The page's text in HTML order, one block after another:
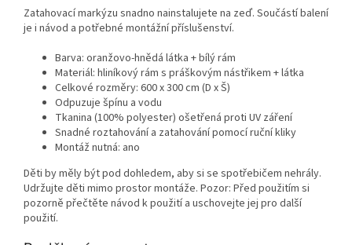
Zatahovací markýzu snadno nainstalujete na zeď. Součástí balení
je i návod a potřebné montážní příslušenství.
Barva: oranžovo-hnědá látka + bílý rám
Materiál: hliníkový rám s práškovým nástřikem + látka
Celkové rozměry: 600 x 300 cm (D x Š)
Odpuzuje špínu a vodu
Tkanina (100% polyester) ošetřená proti UV záření
Snadné roztahování a zatahování pomocí ruční kliky
Montáž nutná: ano
Děti by měly být pod dohledem, aby si se spotřebičem nehrály.
Udržujte děti mimo prostor montáže. Pozor: Před použitím si
pozorně přečtěte návod k použití a uschovejte jej pro další
použití.